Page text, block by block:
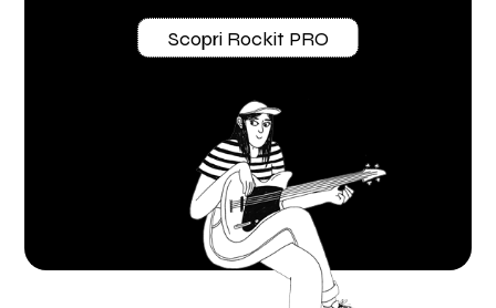
Scopri Rockit PRO